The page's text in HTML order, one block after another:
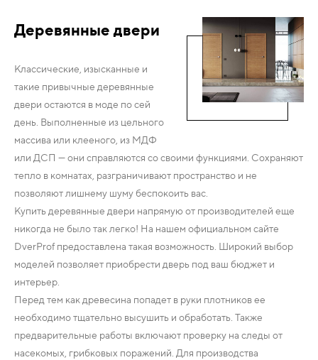
Деревянные двери
Классические, изысканные и
такие привычные деревянные
двери остаются в моде по сей
день. Выполненные из цельного
массива или клееного, из МДФ
или ДСП — они справляются со своими функциями. Сохраняют
тепло в комнатах, разграничивают пространство и не
позволяют лишнему шуму беспокоить вас.
Купить деревянные двери напрямую от производителей еще
никогда не было так легко! На нашем официальном сайте
DverProf предоставлена такая возможность. Широкий выбор
моделей позволяет приобрести дверь под ваш бюджет и
интерьер.
Перед тем как древесина попадет в руки плотников ее
необходимо тщательно высушить и обработать. Также
предварительные работы включают проверку на следы от
насекомых, грибковых поражений. Для производства